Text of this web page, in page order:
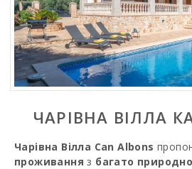
ЧАРІВНА ВІЛЛА
Чарівна Вілла Can Albons
проживання з багато